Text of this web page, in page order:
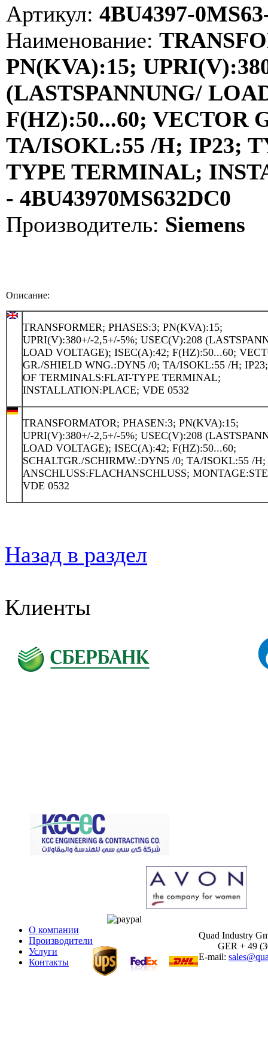
Артикул: 4BU4397-
Наименование:
PN(KVA):15;
(LASTSPANNUNG/
F(HZ):50...60; VECTOR
TA/ISOKL:55 /H; IP23;
TYPE TERMINAL;
- 4BU43970MS632DC0
Производитель: Siemens
Описание:
TRANSFORMER; PHASES:3; PN(KVA):15;
UPRI(V):380+/-2,5+/-5%; USEC(V):208
LOAD VOLTAGE); ISEC(A):42; F(HZ):50...60;
GR./SHIELD WNG.:DYN5 /0; TA/ISOKL:55 /H;
OF TERMINALS:FLAT-TYPE TERMINAL;
INSTALLATION:PLACE; VDE 0532
TRANSFORMATOR; PHASEN:3; PN(KVA):15;
UPRI(V):380+/-2,5+/-5%; USEC(V):208
LOAD VOLTAGE); ISEC(A):42; F(HZ):50...60;
SCHALTGR./SCHIRMW.:DYN5 /0; TA/ISOKL:55 /H;
ANSCHLUSS:FLACHANSCHLUSS;
VDE 0532
Назад в раздел
Клиенты
О компании
Производители
Услуги
Контакты
Quad Industry
GER + 49
E-mail: